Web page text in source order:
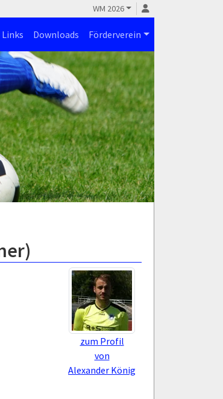
WM 2026
Links Downloads Förderverein
zum Profil
von
Alexander König